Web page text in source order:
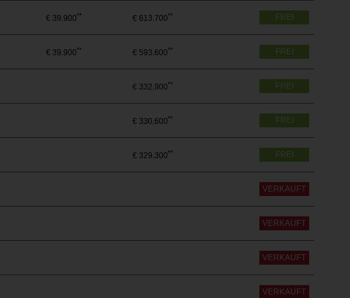
€ 39.900** € 613.700** FREI
€ 39.900** € 593.600** FREI
€ 332.900** FREI
€ 330.600** FREI
€ 329.300** FREI
VERKAUFT
VERKAUFT
VERKAUFT
VERKAUFT